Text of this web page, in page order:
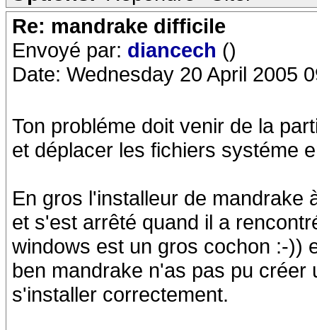
Re: mandrake difficile
Envoyé par: diancech ()
Date: Wednesday 20 April 2005
Ton probléme doit venir de la
et déplacer les fichiers systéme
En gros l'installeur de mandrake
et s'est arrêté quand il a
windows est un gros cochon :-))
ben mandrake n'as pas pu créer
s'installer correctement.